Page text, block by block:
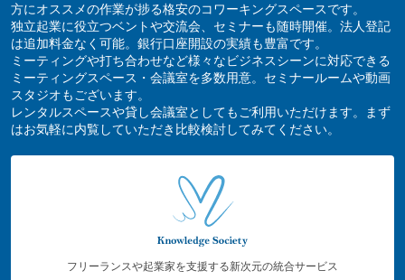
方にオススメの作業が捗る格安のコワーキングスペースです。
独立起業に役立つベントや交流会、セミナーも随時開催。法人登記
は追加料金なく可能。銀行口座開設の実績も豊富です。
ミーティングや打ち合わせなど様々なビジネスシーンに対応できる
ミーティングスペース・会議室を多数用意。セミナールームや動画
スタジオもございます。
レンタルスペースや貸し会議室としてもご利用いただけます。まず
はお気軽に内覧していただき比較検討してみてください。
フリーランスや起業家を支援する新次元の統合サービス